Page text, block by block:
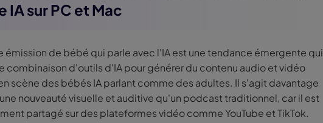
IA sur PC et Mac
émission de bébé qui parle avec l'IA est une tendance émergente qui
combinaison d'outils d'IA pour générer du contenu audio et vidéo
scène des bébés IA parlant comme des adultes. Il s'agit davantage
nouveauté visuelle et auditive qu'un podcast traditionnel, car il est
partagé sur des plateformes vidéo comme YouTube et TikTok.